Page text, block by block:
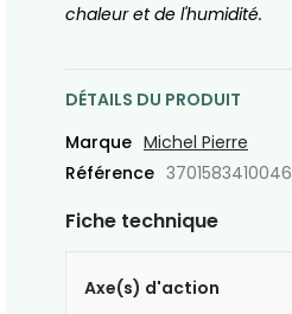
chaleur et de l'humidité.
DÉTAILS DU PRODUIT
Marque Michel Pierre
Référence 3701583410046
Fiche technique
Axe(s) d'action